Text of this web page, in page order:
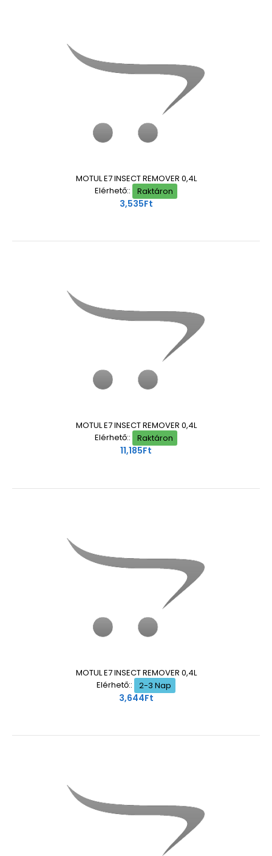
MOTUL E7 INSECT REMOVER 0,4L
Elérhető::
Raktáron
3,535Ft
MOTUL E7 INSECT REMOVER 0,4L
Elérhető::
Raktáron
11,185Ft
MOTUL E7 INSECT REMOVER 0,4L
Elérhető::
2-3 Nap
3,644Ft